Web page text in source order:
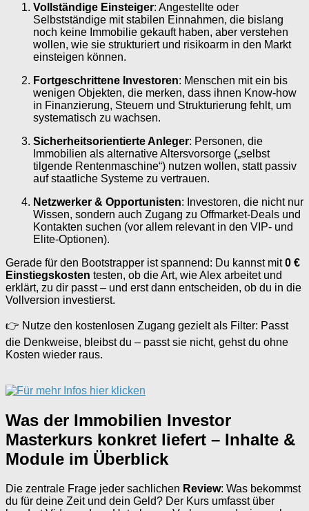
Vollständige Einsteiger: Angestellte oder
Selbstständige mit stabilen Einnahmen, die bislang
noch keine Immobilie gekauft haben, aber verstehen
wollen, wie sie strukturiert und risikoarm in den Markt
einsteigen können.
Fortgeschrittene Investoren: Menschen mit ein bis
wenigen Objekten, die merken, dass ihnen Know-how
in Finanzierung, Steuern und Strukturierung fehlt, um
systematisch zu wachsen.
Sicherheitsorientierte Anleger: Personen, die
Immobilien als alternative Altersvorsorge („selbst
tilgende Rentenmaschine“) nutzen wollen, statt passiv
auf staatliche Systeme zu vertrauen.
Netzwerker & Opportunisten: Investoren, die nicht nur
Wissen, sondern auch Zugang zu Offmarket-Deals und
Kontakten suchen (vor allem relevant in den VIP- und
Elite-Optionen).
Gerade für den Bootstrapper ist spannend: Du kannst mit0 €
Einstiegskosten testen, ob die Art, wie Alex arbeitet und
erklärt, zu dir passt – und erst dann entscheiden, ob du in die
Vollversion investierst.
👉 Nutze den kostenlosen Zugang gezielt als Filter: Passt
die Denkweise, bleibst du – passt sie nicht, gehst du ohne
Kosten wieder raus.
Was der Immobilien Investor
Masterkurs konkret liefert – Inhalte &
Module im Überblick
Die zentrale Frage jeder sachlichen Review: Was bekommst
du für deine Zeit und dein Geld? Der Kurs umfasst über